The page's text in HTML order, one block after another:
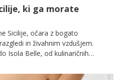
ki ga morate
Sicilije, očara z bogato
in živahnim vzdušjem.
Isola Belle, od kulinaričnih